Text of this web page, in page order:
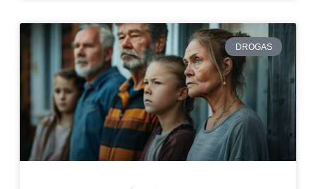
DROGAS